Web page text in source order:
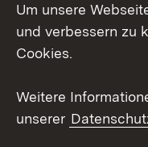
Mastodon
Youtube
Kontakt
Um unsere
und verbessern zu
Cookies.
Weitere
unserer